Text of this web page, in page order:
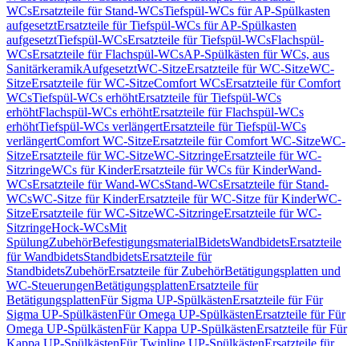
WCsErsatzteile für Stand-WCsTiefspül-WCs für AP-Spülkasten
aufgesetztErsatzteile für Tiefspül-WCs für AP-Spülkasten
aufgesetztTiefspül-WCsErsatzteile für Tiefspül-WCsFlachspül-
WCsErsatzteile für Flachspül-WCsAP-Spülkästen für WCs, aus
SanitärkeramikAufgesetztWC-SitzeErsatzteile für WC-SitzeWC-
SitzeErsatzteile für WC-SitzeComfort WCsErsatzteile für Comfort
WCsTiefspül-WCs erhöhtErsatzteile für Tiefspül-WCs
erhöhtFlachspül-WCs erhöhtErsatzteile für Flachspül-WCs
erhöhtTiefspül-WCs verlängertErsatzteile für Tiefspül-WCs
verlängertComfort WC-SitzeErsatzteile für Comfort WC-SitzeWC-
SitzeErsatzteile für WC-SitzeWC-SitzringeErsatzteile für WC-
SitzringeWCs für KinderErsatzteile für WCs für KinderWand-
WCsErsatzteile für Wand-WCsStand-WCsErsatzteile für Stand-
WCsWC-Sitze für KinderErsatzteile für WC-Sitze für KinderWC-
SitzeErsatzteile für WC-SitzeWC-SitzringeErsatzteile für WC-
SitzringeHock-WCsMit
SpülungZubehörBefestigungsmaterialBidetsWandbidetsErsatzteile
für WandbidetsStandbidetsErsatzteile für
StandbidetsZubehörErsatzteile für ZubehörBetätigungsplatten und
WC-SteuerungenBetätigungsplattenErsatzteile für
BetätigungsplattenFür Sigma UP-SpülkästenErsatzteile für Für
Sigma UP-SpülkästenFür Omega UP-SpülkästenErsatzteile für Für
Omega UP-SpülkästenFür Kappa UP-SpülkästenErsatzteile für Für
Kappa UP-SpülkästenFür Twinline UP-SpülkästenErsatzteile für